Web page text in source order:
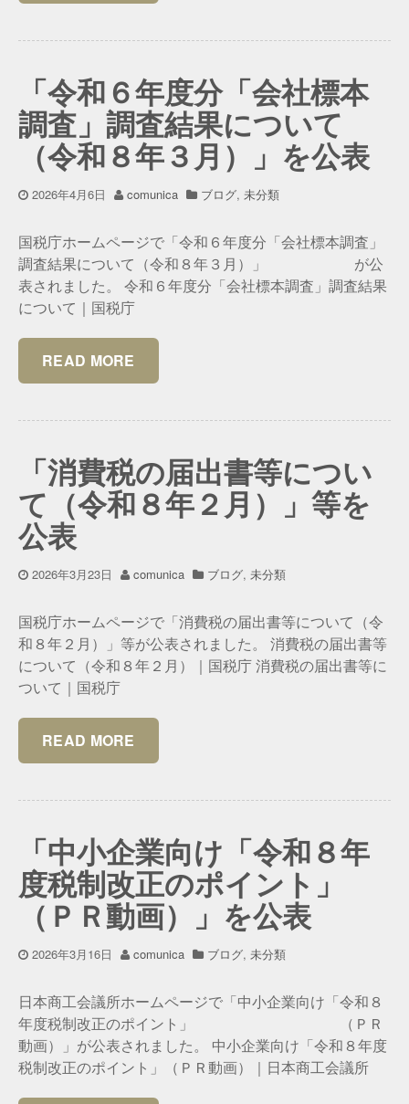
「令和６年度分「会社標本
調査」調査結果について
（令和８年３月）」を公表
2026年4月6日 comunica ブログ, 未分類
国税庁ホームページで「令和６年度分「会社標本調査」
調査結果について（令和８年３月）」 が公
表されました。 令和６年度分「会社標本調査」調査結果
について｜国税庁
READ MORE
「消費税の届出書等につい
て（令和８年２月）」等を
公表
2026年3月23日 comunica ブログ, 未分類
国税庁ホームページで「消費税の届出書等について（令
和８年２月）」等が公表されました。 消費税の届出書等
について（令和８年２月）｜国税庁 消費税の届出書等に
ついて｜国税庁
READ MORE
「中小企業向け「令和８年
度税制改正のポイント」
（ＰＲ動画）」を公表
2026年3月16日 comunica ブログ, 未分類
日本商工会議所ホームページで「中小企業向け「令和８
年度税制改正のポイント」 （ＰＲ
動画）」が公表されました。 中小企業向け「令和８年度
税制改正のポイント」（ＰＲ動画）｜日本商工会議所